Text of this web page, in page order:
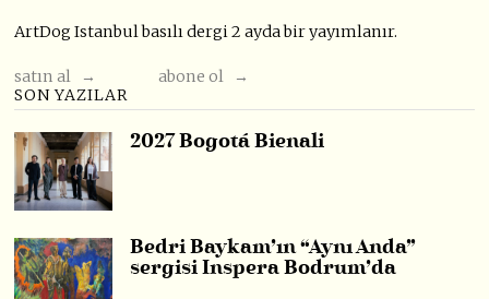
ArtDog Istanbul basılı dergi 2 ayda bir yayımlanır.
satın al →
abone ol →
SON YAZILAR
2027 Bogotá Bienali
Bedri Baykam’ın “Aynı Anda”
sergisi Inspera Bodrum’da